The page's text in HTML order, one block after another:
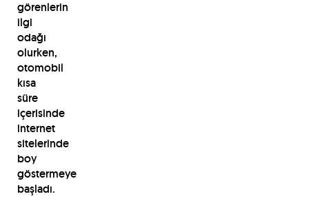
görenlerin
ilgi
odağı
olurken,
otomobil
kısa
süre
içerisinde
internet
sitelerinde
boy
göstermeye
başladı.